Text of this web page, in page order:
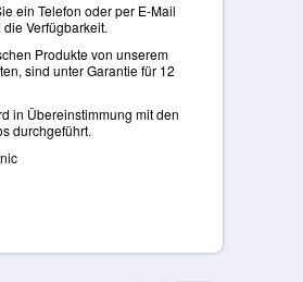
ein Telefon oder per E-Mail
Verfügbarkeit.
Produkte von unserem
sind unter Garantie für 12
in Übereinstimmung mit den
durchgeführt.